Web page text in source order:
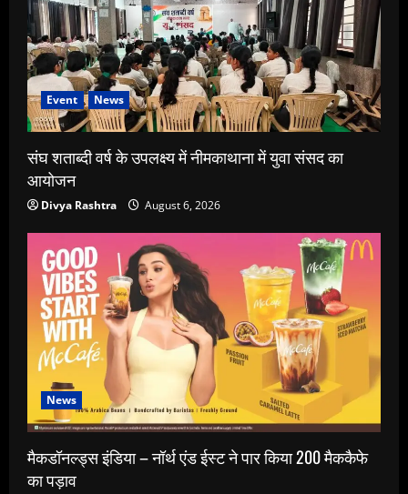
Event News
संघ शताब्दी वर्ष के उपलक्ष्य में नीमकाथाना में युवा संसद का
आयोजन
Divya Rashtra August 6, 2026
News
मैकडॉनल्ड्स इंडिया – नॉर्थ एंड ईस्ट ने पार किया 200 मैककैफे
का पड़ाव